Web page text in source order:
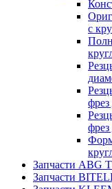
с
Запчасти ABG
Запчасти